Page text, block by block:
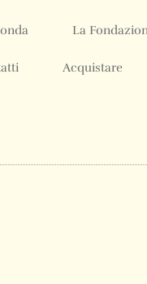
La
Acquistare